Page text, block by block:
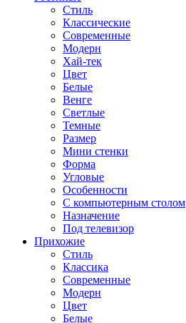
Стиль
Классические
Современные
Модерн
Хай-тек
Цвет
Белые
Венге
Светлые
Темные
Размер
Мини стенки
Форма
Угловые
Особенности
С компьютерным столом
Назначение
Под телевизор
Прихожие
Стиль
Классика
Современные
Модерн
Цвет
Белые